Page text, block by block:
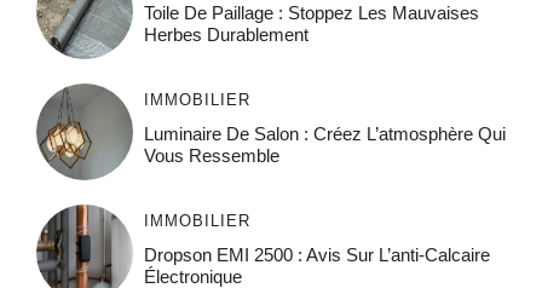
Toile De Paillage : Stoppez Les Mauvaises
Herbes Durablement
IMMOBILIER
Luminaire De Salon : Créez L’atmosphère Qui
Vous Ressemble
IMMOBILIER
Dropson EMI 2500 : Avis Sur L’anti-Calcaire
Électronique